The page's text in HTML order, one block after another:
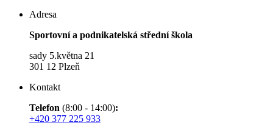
Adresa
Sportovní a podnikatelská střední škola
sady 5.května 21
301 12 Plzeň
Kontakt
Telefon (8:00 - 14:00):
+420 377 225 933